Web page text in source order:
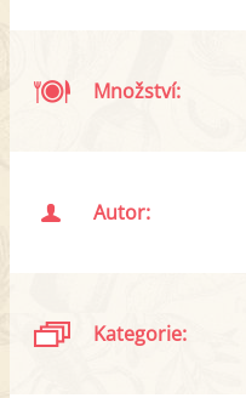
Množství:
Autor:
Kategorie: